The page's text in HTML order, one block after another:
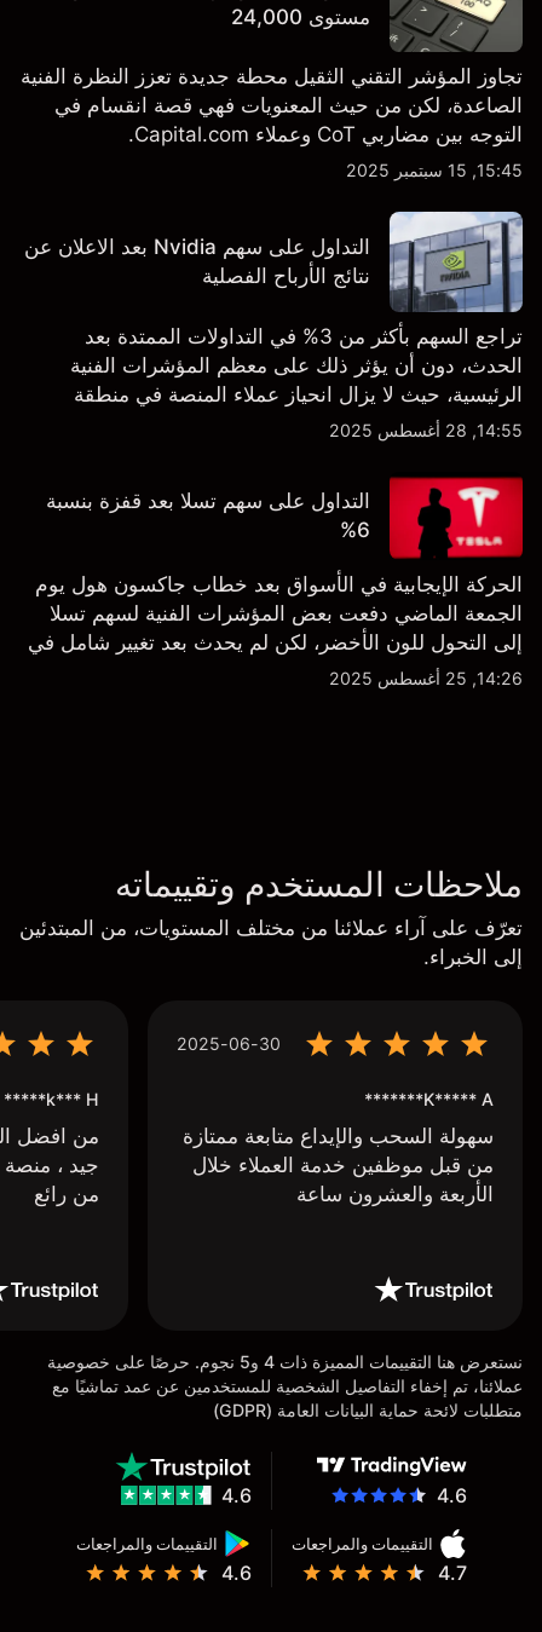
مستوى 24,000
تجاوز المؤشر التقني الثقيل محطة جديدة تعزز النظرة الفنية
الصاعدة، لكن من حيث المعنويات فهي قصة انقسام في
التوجه بين مضاربي CoT وعملاء Capital.com.
15:45, 15 سبتمبر 2025
التداول على سهم Nvidia بعد الاعلان عن
نتائج الأرباح الفصلية
تراجع السهم بأكثر من 3% في التداولات الممتدة بعد
الحدث، دون أن يؤثر ذلك على معظم المؤشرات الفنية
الرئيسية، حيث لا يزال انحياز عملاء المنصة في منطقة
الشراء المفرط.
14:55, 28 أغسطس 2025
التداول على سهم تسلا بعد قفزة بنسبة
6%
الحركة الإيجابية في الأسواق بعد خطاب جاكسون هول يوم
الجمعة الماضي دفعت بعض المؤشرات الفنية لسهم تسلا
إلى التحول للون الأخضر، لكن لم يحدث بعد تغيير شامل في
النظرة الفنية سواء على الإطار اليومي أو الأسبوعي.
14:26, 25 أغسطس 2025
ملاحظات المستخدم وتقييماته
تعرّف على آراء عملائنا من مختلف المستويات، من المبتدئين
إلى الخبراء.
2025-06-30
K***** A*******
سهولة السحب والإيداع متابعة ممتازة
من قبل موظفين خدمة العملاء خلال
الأربعة والعشرون ساعة
k*** H*****
من افضل
جيد ،
من رائع
نستعرض هنا التقييمات المميزة ذات 4 و5 نجوم. حرصًا على خصوصية
عملائنا، تم إخفاء التفاصيل الشخصية للمستخدمين عن عمد تماشيًا مع
متطلبات لائحة حماية البيانات العامة (GDPR)
4.6
التقييمات والمراجعات
4.7
التقييمات والمراجعات
4.6
4.6